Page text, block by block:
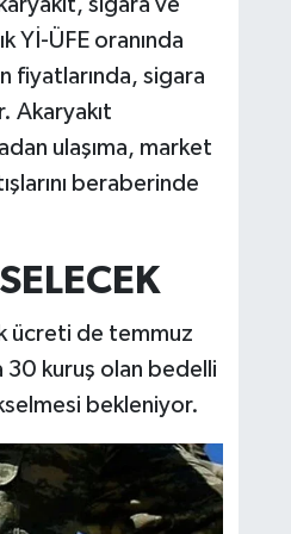
sigara ve
Yİ-ÜFE oranında
fiyatlarında, sigara
Akaryakıt
ulaşıma, market
beraberinde
ücreti de temmuz
30 kuruş olan bedelli
bekleniyor.